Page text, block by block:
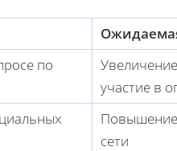
по
участие в
Повышение
сети